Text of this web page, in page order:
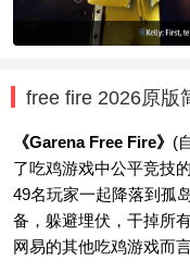
free fire 2026原版
《Garena Free Fire》 (
了吃鸡游戏中公平竞技
49名玩家一起降落到孤
备，躲避埋伏，干掉所
网易的其他吃鸡游戏而